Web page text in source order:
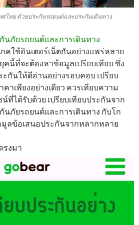
ศไทย ด้วยประกันรถยนต์และประกันเดินทาง
นภัยรถยนต์และการเดินทาง
คใช้อินเตอร์เน็ตกันอย่างแพร่หลาย
คนี้ที่จะต้องหาข้อมูลเปรียบเทียบ ซึ่ง
กันให้ดีอ่านอย่างรอบคอบ เปรียบ
าเพียงอย่างเดียว ควรเทียบความ
ที่ได้รับด้วย เปรียบเทียบประกันจาก
นภัยรถยนต์และการเดินทาง กับโก
มูลข้อเสนอประกันจากหลากหลาย
รงมา